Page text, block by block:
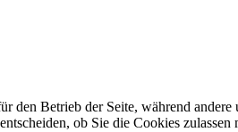
den Betrieb der Seite, während
ob Sie die Cookies